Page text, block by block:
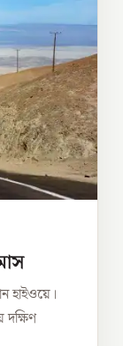
হাইওয়ে।